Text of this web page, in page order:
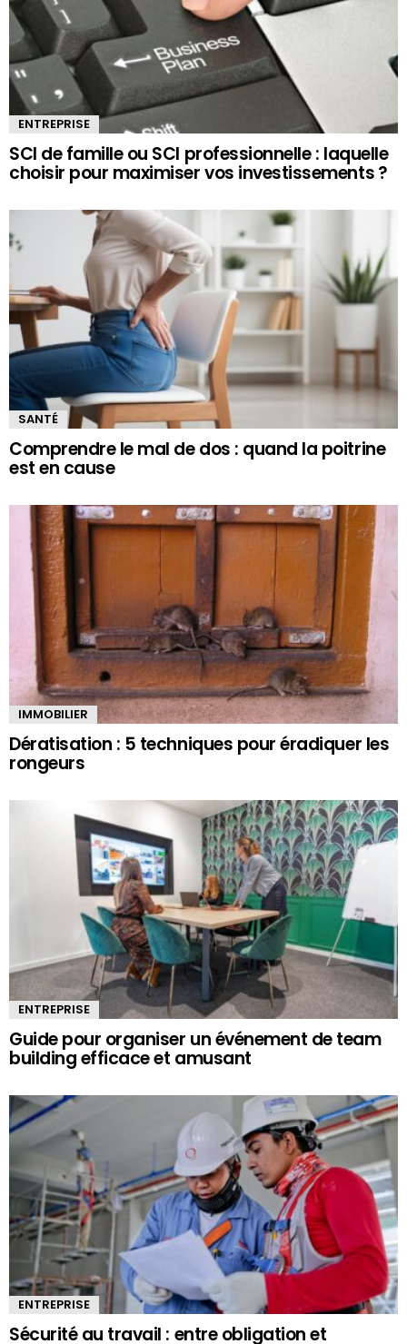
ENTREPRISE
SCI de famille ou SCI professionnelle : laquelle
choisir pour maximiser vos investissements ?
SANTÉ
Comprendre le mal de dos : quand la poitrine
est en cause
IMMOBILIER
Dératisation : 5 techniques pour éradiquer les
rongeurs
ENTREPRISE
Guide pour organiser un événement de team
building efficace et amusant
ENTREPRISE
Sécurité au travail : entre obligation et